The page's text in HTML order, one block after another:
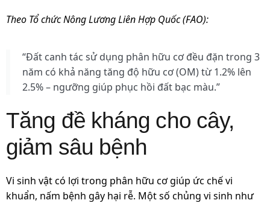
Theo Tổ chức Nông Lương Liên Hợp Quốc (FAO):
“Đất canh tác sử dụng phân hữu cơ đều đặn trong 3
năm có khả năng tăng độ hữu cơ (OM) từ 1.2% lên
2.5% – ngưỡng giúp phục hồi đất bạc màu.”
Tăng đề kháng cho cây,
giảm sâu bệnh
Vi sinh vật có lợi trong phân hữu cơ giúp ức chế vi
khuẩn, nấm bệnh gây hại rễ. Một số chủng vi sinh như